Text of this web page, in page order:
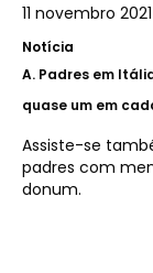
11 novembro 2021
Notícia
A. Padres em
quase um em
Assiste-se
padres com
donum.